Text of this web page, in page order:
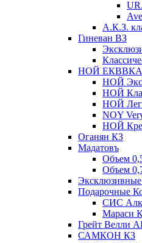
А.К.З.
Гиневан ВЗ
НОЙ ЕКВВКА
НОЙ
НОЙ
НОЙ
NOY
НОЙ
Оганян КЗ
Мадатовъ
Объем
Объем
Подарочные
СИС
Мараси
Грейт Велли
САМКОН КЗ